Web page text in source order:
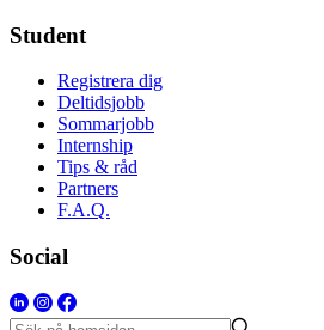
Student
Registrera dig
Deltidsjobb
Sommarjobb
Internship
Tips & råd
Partners
F.A.Q.
Social